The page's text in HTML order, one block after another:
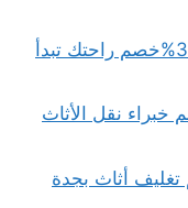
شركة نقل اثاث بالمدينة المنورة بـ35%خصم راحتك تبدأ
المكرمه بـ35%خصم خبراء نقل الأثاث
بجدة بـ35%خصم تغليف أثاث بجدة